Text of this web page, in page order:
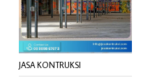
JASA KONTRUKSI